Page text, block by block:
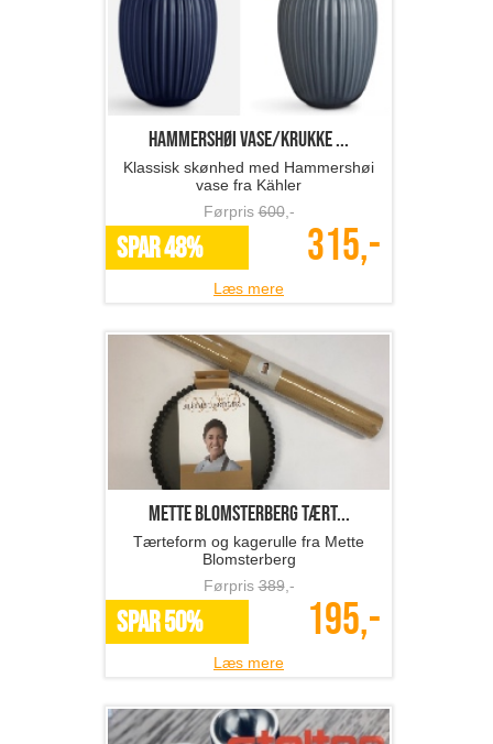
Hammershøi vase/krukke ...
Klassisk skønhed med Hammershøi
vase fra Kähler
Førpris600,-
SPAR 48% 315,-
Læs mere
Mette Blomsterberg tært...
Tærteform og kagerulle fra Mette
Blomsterberg
Førpris389,-
SPAR 50% 195,-
Læs mere